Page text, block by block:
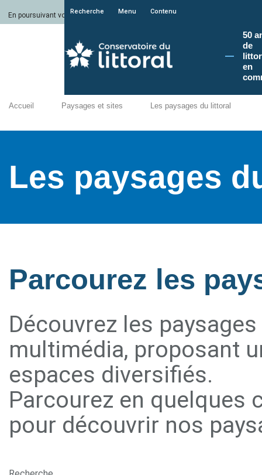
En poursuivant votre navigation sur le site du Conservatoire du littoral, vous
Recherche Menu Contenu
50
de
en
Accueil Paysages et sites Les paysages du littoral
Les paysages
Parcourez les
Découvrez les
multimédia, proposant
espaces diversifiés.
Parcourez en quelques
pour découvrir nos